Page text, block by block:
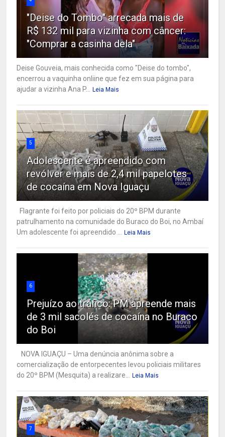
"Deise do Tombo" arrecada mais de
R$ 132 mil para vizinha com câncer:
"Comprar a casinha dela"
Deise Gouveia, mais conhecida como "Deise do tombo",
encerrou a vaquinha onliine que fez em sua página para
ajudar a vizinha Ana P...
Leia Mais
5
Adolescente é apreendido com
revólver e mais de 2,4 mil papelotes
de cocaína em Nova Iguaçu
Flagrante foi feito por policiais do 20º BPM durante
patrulhamento na comunidade do Buraco do Boi, no Ambaí
Um adolescente foi apreendido ...
Leia Mais
6
Prejuízo ao tráfico: PM apreende mais
de 3 mil sacolés de cocaína no Buraco
do Boi
NOVA IGUAÇU – Uma denúncia anônima sobre a
comercialização de entorpecentes levou policiais militares
do 20º BPM (Mesquita) a realizare...
Leia Mais
7